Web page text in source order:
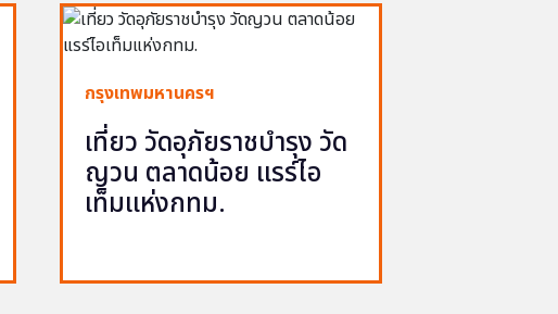
กรุงเทพมหานครฯ
เที่ยว วัดอุภัยราชบำรุง วัด
ญวน ตลาดน้อย แรร์ไอ
เท็มแห่งกทม.